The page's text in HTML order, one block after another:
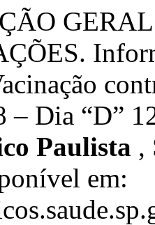
– Dia “D”
Paulista ,
em: